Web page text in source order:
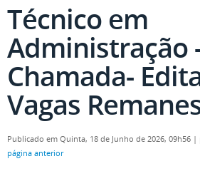
Técnico em
Administração
Chamada-
Vagas
Publicado em Quinta, 18 de Junho de 2026, 09h56 |
página anterior